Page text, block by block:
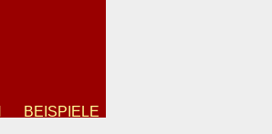
BEISPIELE